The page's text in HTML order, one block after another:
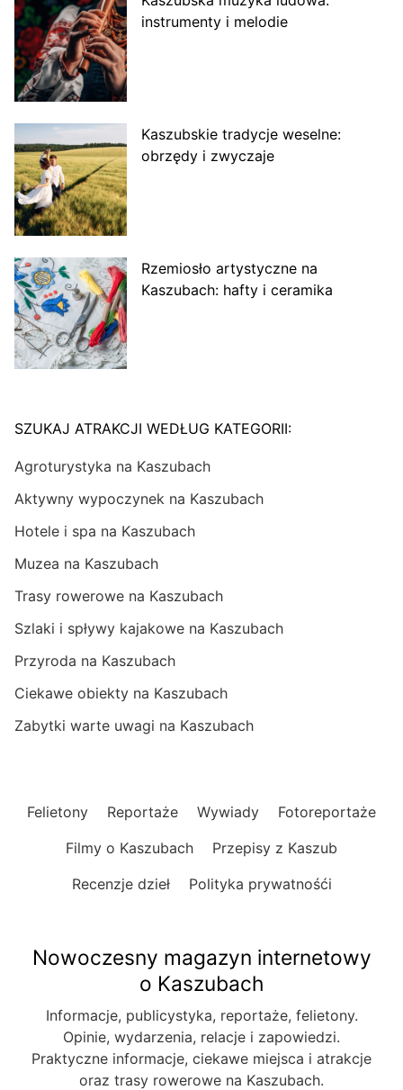
instrumenty i melodie
Kaszubskie tradycje weselne:
obrzędy i zwyczaje
Rzemiosło artystyczne na
Kaszubach: hafty i ceramika
SZUKAJ ATRAKCJI WEDŁUG KATEGORII:
Agroturystyka na Kaszubach
Aktywny wypoczynek na Kaszubach
Hotele i spa na Kaszubach
Muzea na Kaszubach
Trasy rowerowe na Kaszubach
Szlaki i spływy kajakowe na Kaszubach
Przyroda na Kaszubach
Ciekawe obiekty na Kaszubach
Zabytki warte uwagi na Kaszubach
Felietony Reportaże Wywiady
Fotoreportaże
Filmy o Kaszubach
Przepisy z Kaszub
Recenzje dzieł
Polityka prywatnośći
Nowoczesny magazyn internetowy
o Kaszubach
Informacje, publicystyka, reportaże, felietony.
Opinie, wydarzenia, relacje i zapowiedzi.
Praktyczne informacje, ciekawe miejsca i atrakcje
oraz trasy rowerowe na Kaszubach.